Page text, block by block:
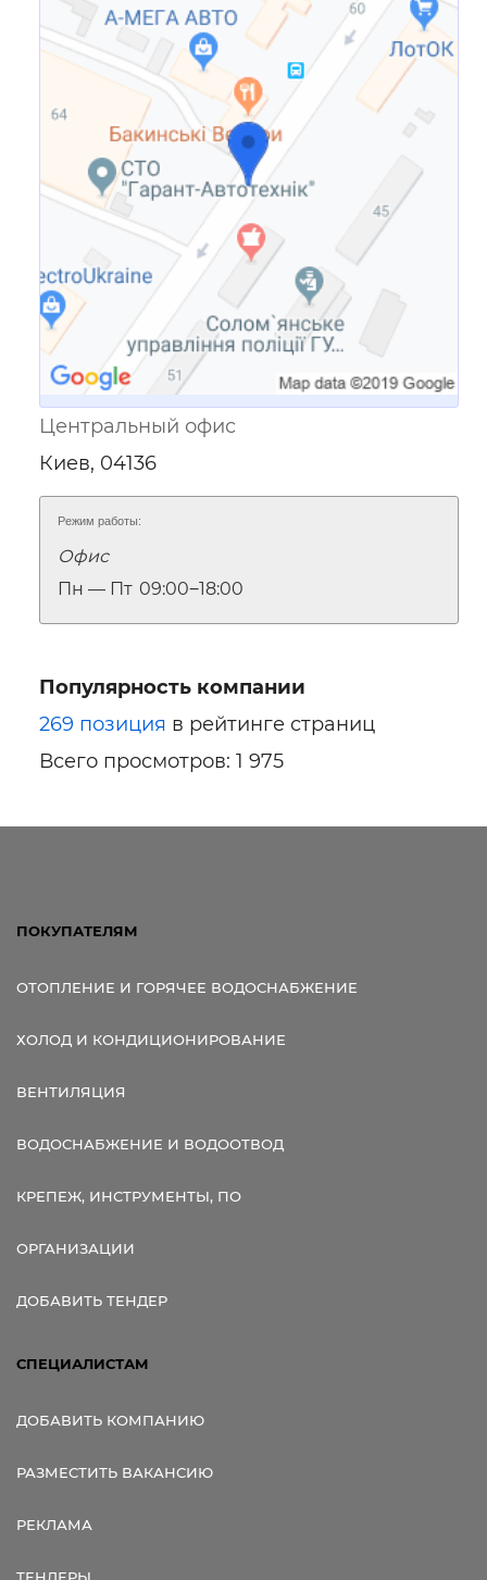
Ссылка для мобильных устройств
Центральный офис
Киев, 04136
Режим работы:
Офис
Пн — Пт 09:00‒18:00
Популярность компании
269 позиция в рейтинге страниц
Всего просмотров: 1 975
ПОКУПАТЕЛЯМ
ОТОПЛЕНИЕ И ГОРЯЧЕЕ ВОДОСНАБЖЕНИЕ
ХОЛОД И КОНДИЦИОНИРОВАНИЕ
ВЕНТИЛЯЦИЯ
ВОДОСНАБЖЕНИЕ И ВОДООТВОД
КРЕПЕЖ, ИНСТРУМЕНТЫ, ПО
ОРГАНИЗАЦИИ
ДОБАВИТЬ ТЕНДЕР
СПЕЦИАЛИСТАМ
ДОБАВИТЬ КОМПАНИЮ
РАЗМЕСТИТЬ ВАКАНСИЮ
РЕКЛАМА
ТЕНДЕРЫ